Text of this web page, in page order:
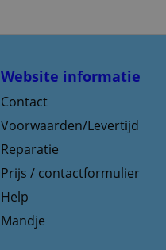
Website informatie
Contact
Voorwaarden/Levertijd
Reparatie
Prijs / contactformulier
Help
Mandje